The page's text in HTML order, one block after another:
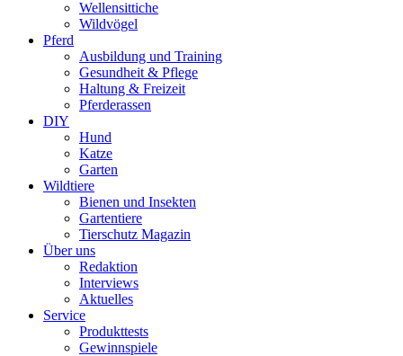
Wellensittiche
Wildvögel
Pferd
Ausbildung und Training
Gesundheit & Pflege
Haltung & Freizeit
Pferderassen
DIY
Hund
Katze
Garten
Wildtiere
Bienen und Insekten
Gartentiere
Tierschutz Magazin
Über uns
Redaktion
Interviews
Aktuelles
Service
Produkttests
Gewinnspiele